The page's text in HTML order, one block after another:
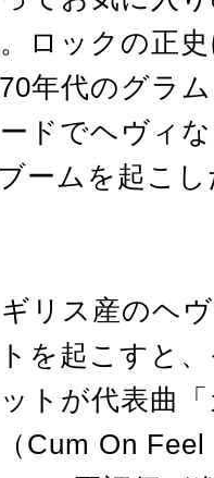
ロックの正
年代のグラ
ドでヘヴィ
ームを起こ
リス産のヘ
を起こすと
トが代表曲
Cum On Feel